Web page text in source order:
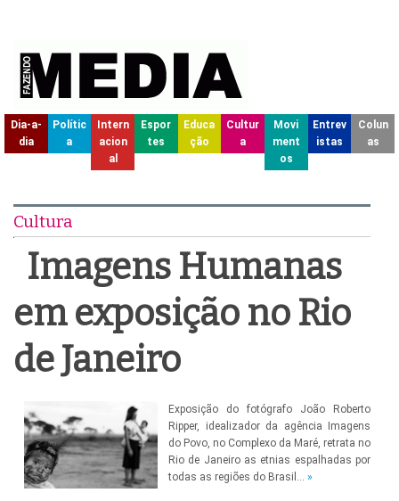
Dia-a-
dia
Polític
a
Intern
acion
al
Espor
tes
Educa
ção
Cultur
a
Movi
ment
os
Entrev
istas
Colun
as
Cultura
Imagens Humanas
em exposição no Rio
de Janeiro
Exposição do fotógrafo João Roberto
Ripper, idealizador da agência Imagens
do Povo, no Complexo da Maré, retrata no
Rio de Janeiro as etnias espalhadas por
todas as regiões do Brasil… »